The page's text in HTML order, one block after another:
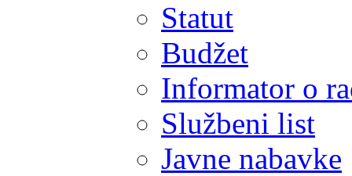
Statut
Budžet
Informator o
Službeni list
Javne nabavke